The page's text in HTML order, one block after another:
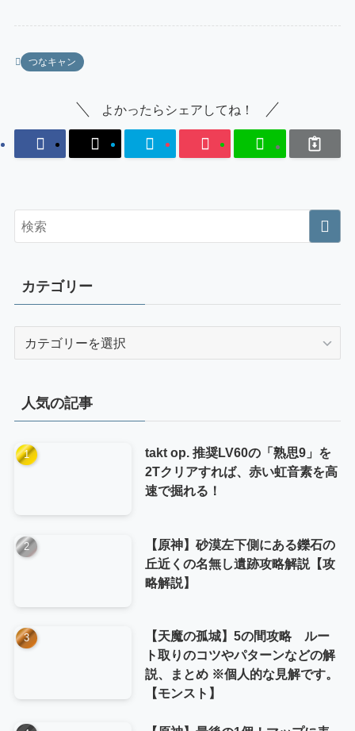
つなキャン
よかったらシェアしてね！
カテゴリー
ー
人気の記事
takt op. 推奨LV60の「熟思9」を
2Tクリアすれば、赤い虹音素を高
速で掘れる！
【原神】砂漠左下側にある鑠石の
丘近くの名無し遺跡攻略解説【攻
略解説】
【天魔の孤城】5の間攻略 ルー
ト取りのコツやパターンなどの解
説、まとめ ※個人的な見解です。
【モンスト】